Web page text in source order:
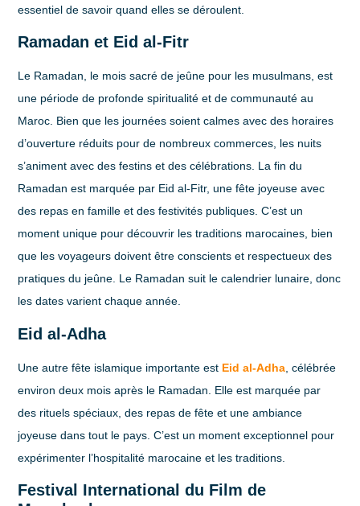
essentiel de savoir quand elles se déroulent.
Ramadan et Eid al-Fitr
Le Ramadan, le mois sacré de jeûne pour les musulmans, est
une période de profonde spiritualité et de communauté au
Maroc. Bien que les journées soient calmes avec des horaires
d’ouverture réduits pour de nombreux commerces, les nuits
s’animent avec des festins et des célébrations. La fin du
Ramadan est marquée par Eid al-Fitr, une fête joyeuse avec
des repas en famille et des festivités publiques. C’est un
moment unique pour découvrir les traditions marocaines, bien
que les voyageurs doivent être conscients et respectueux des
pratiques du jeûne. Le Ramadan suit le calendrier lunaire, donc
les dates varient chaque année.
Eid al-Adha
Une autre fête islamique importante est Eid al-Adha , célébrée
environ deux mois après le Ramadan. Elle est marquée par
des rituels spéciaux, des repas de fête et une ambiance
joyeuse dans tout le pays. C’est un moment exceptionnel pour
expérimenter l’hospitalité marocaine et les traditions.
Festival International du Film de